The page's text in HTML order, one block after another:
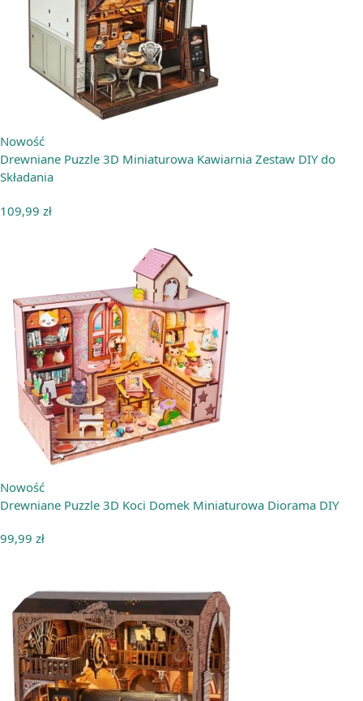
Nowość
Drewniane Puzzle 3D Miniaturowa Kawiarnia Zestaw DIY do
Składania
109,99 zł
Nowość
Drewniane Puzzle 3D Koci Domek Miniaturowa Diorama DIY
99,99 zł